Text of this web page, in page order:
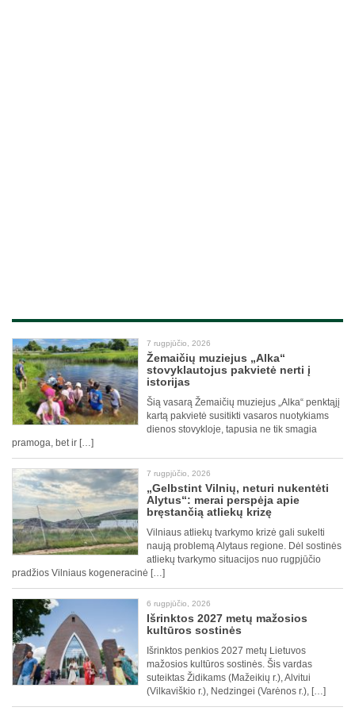
7 rugpjūčio, 2026
Žemaičių muziejus „Alka“
stovyklautojus pakvietė nerti į
istorijas
Šią vasarą Žemaičių muziejus „Alka“ penktąjį
kartą pakvietė susitikti vasaros nuotykiams
dienos stovykloje, tapusia ne tik smagia
pramoga, bet ir […]
7 rugpjūčio, 2026
„Gelbstint Vilnių, neturi nukentėti
Alytus“: merai perspėja apie
bręstančią atliekų krizę
Vilniaus atliekų tvarkymo krizė gali sukelti
naują problemą Alytaus regione. Dėl sostinės
atliekų tvarkymo situacijos nuo rugpjūčio
pradžios Vilniaus kogeneracinė […]
6 rugpjūčio, 2026
Išrinktos 2027 metų mažosios
kultūros sostinės
Išrinktos penkios 2027 metų Lietuvos
mažosios kultūros sostinės. Šis vardas
suteiktas Židikams (Mažeikių r.), Alvitui
(Vilkaviškio r.), Nedzingei (Varėnos r.), […]